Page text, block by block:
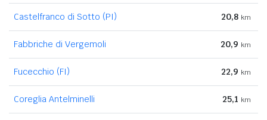
Castelfranco di Sotto (PI) 20,8 km
Fabbriche di Vergemoli 20,9 km
Fucecchio (FI) 22,9 km
Coreglia Antelminelli 25,1 km